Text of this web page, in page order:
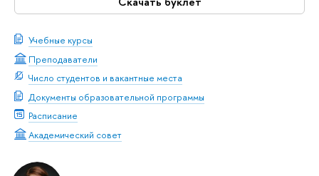
Учебные курсы
Преподаватели
Число студентов и вакантные места
Документы образовательной программы
Расписание
Академический совет